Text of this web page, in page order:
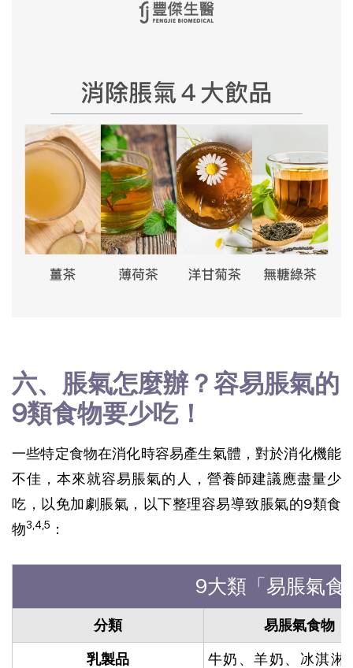
六、脹氣怎麼辦？容易脹氣的
9類食物要少吃！
一些特定食物在消化時容易產生氣體，對於消化機能
不佳，本來就容易脹氣的人，營養師建議應盡量少
吃，以免加劇脹氣，以下整理容易導致脹氣的9類食
物3,4,5 ：
9大類「易脹氣食
分類 易脹氣食物
乳製品
牛奶、羊奶、冰淇淋